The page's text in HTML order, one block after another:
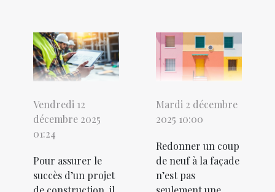
Vendredi 12
décembre 2025
01:24
Pour assurer le
succès d’un projet
Mardi 2 décembre
2025 10:00
Redonner un coup
de neuf à la façade
n’est pas